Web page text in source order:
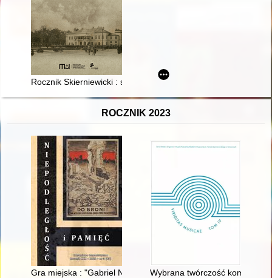
Rocznik Skierniewicki : studia z dziejów miasta i regionu. T. 2
ROCZNIK 2023
Gra miejska : "Gabriel Narutowicz i Warszawa jego czasów"
Wybrana twórczość